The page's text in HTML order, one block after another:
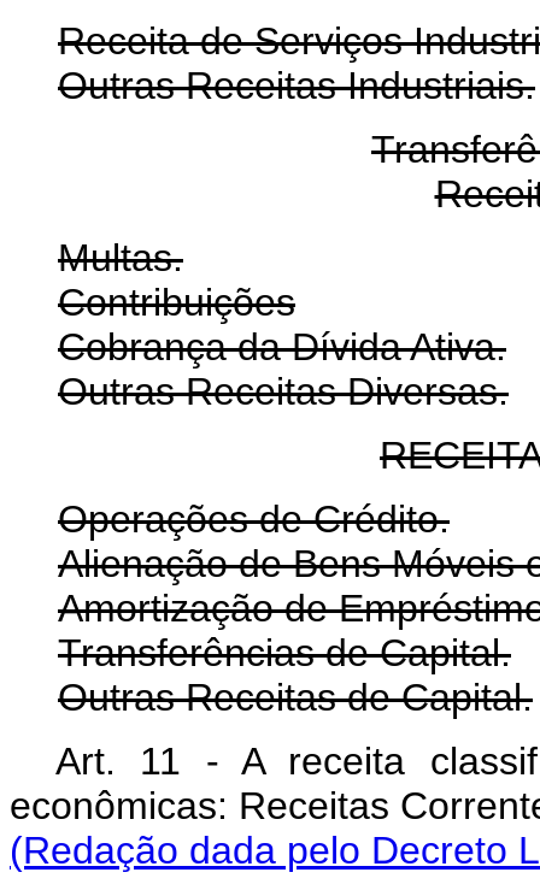
Receita de Serviços
Outras Receitas Industriais.
Multas.
Contribuições
Cobrança da Dívida Ativa.
Outras Receitas Diversas.
Operações de Crédito.
Alienação de Bens Móveis
Amortização de
Transferências de Capital.
Outras Receitas de Capital.
Art. 11 - A receita
econômicas: Receitas
(Redação dada pelo Decreto